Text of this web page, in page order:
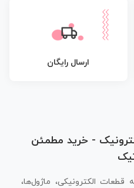
ارسال رایگان
- خرید مطمئن
قطعات الکترونیکی، ماژول‌ها،